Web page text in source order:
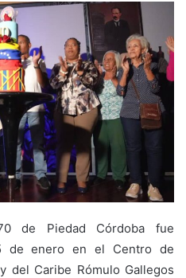
de Piedad Córdoba fue
de enero en el Centro de
del Caribe Rómulo Gallegos